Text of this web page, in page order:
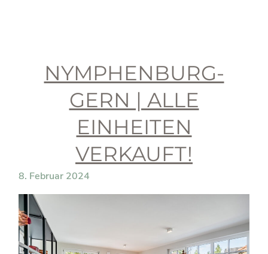
NYMPHENBURG-
GERN | ALLE
EINHEITEN
VERKAUFT!
8. Februar 2024